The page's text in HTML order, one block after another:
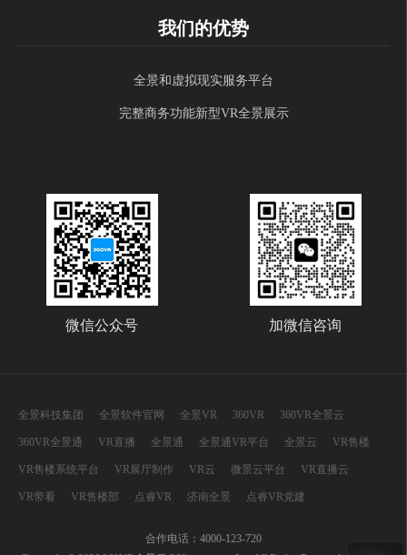
我们的优势
全景和虚拟现实服务平台
完整商务功能新型VR全景展示
微信公众号 加微信咨询
全景科技集团 全景软件官网 全景VR 360VR 360VR全景云
360VR全景通 VR直播 全景通 全景通VR平台 全景云 VR售楼
VR售楼系统平台 VR展厅制作 VR云 微景云平台 VR直播云
VR带看 VR售楼部 点睿VR 济南全景 点睿VR党建
合作电话：4000-123-720